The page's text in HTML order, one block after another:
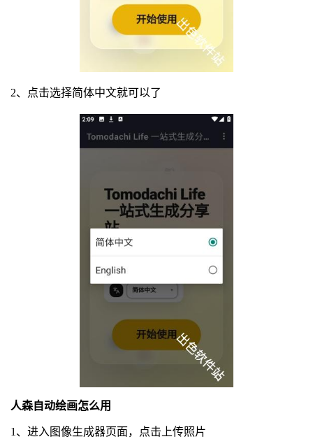
2、点击选择简体中文就可以了
人森自动绘画怎么用
1、进入图像生成器页面，点击上传照片